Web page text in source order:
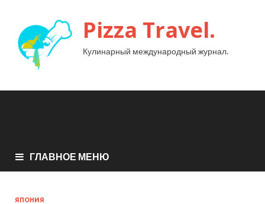
Pizza Travel.
Кулинарный международный журнал.
ГЛАВНОЕ МЕНЮ
ЯПОНИЯ